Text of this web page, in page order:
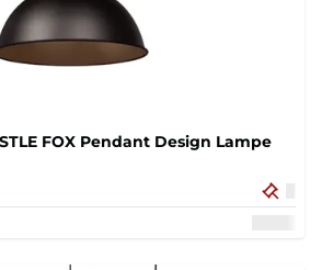
FOX Pendant Design Lampe